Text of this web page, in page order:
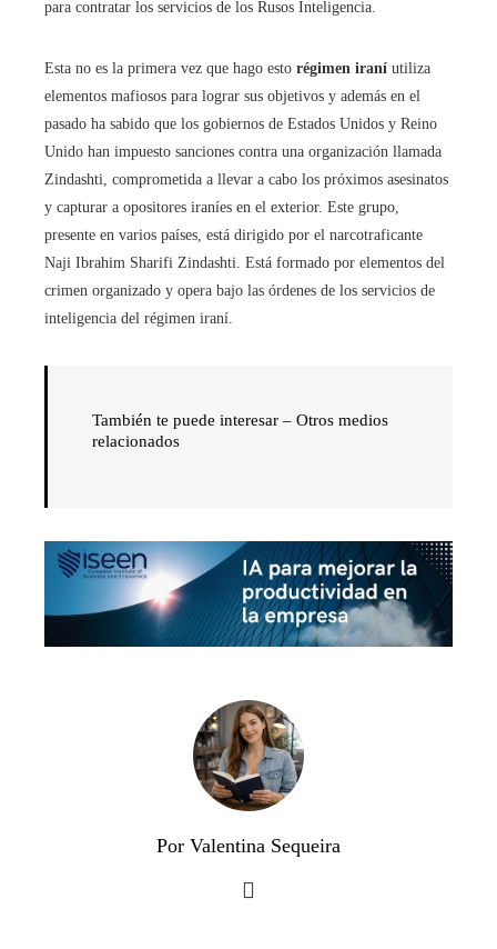
para contratar los servicios de los Rusos Inteligencia.
Esta no es la primera vez que hago esto régimen iraní utiliza
elementos mafiosos para lograr sus objetivos y además en el
pasado ha sabido que los gobiernos de Estados Unidos y Reino
Unido han impuesto sanciones contra una organización llamada
Zindashti, comprometida a llevar a cabo los próximos asesinatos
y capturar a opositores iraníes en el exterior. Este grupo,
presente en varios países, está dirigido por el narcotraficante
Naji Ibrahim Sharifi Zindashti. Está formado por elementos del
crimen organizado y opera bajo las órdenes de los servicios de
inteligencia del régimen iraní.
También te puede interesar – Otros medios
relacionados
Por Valentina Sequeira